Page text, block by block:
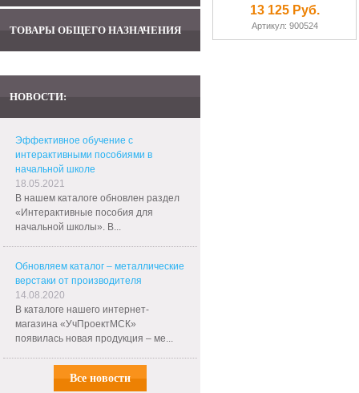
ТОВАРЫ ОБЩЕГО НАЗНАЧЕНИЯ
НОВОСТИ:
Эффективное обучение с
интерактивными пособиями в
начальной школе
18.05.2021
В нашем каталоге обновлен раздел
«Интерактивные пособия для
начальной школы». В...
Обновляем каталог – металлические
верстаки от производителя
14.08.2020
В каталоге нашего интернет-
магазина «УчПроектМСК»
появилась новая продукция – ме...
Все новости
13 125 Руб.
Артикул: 900524